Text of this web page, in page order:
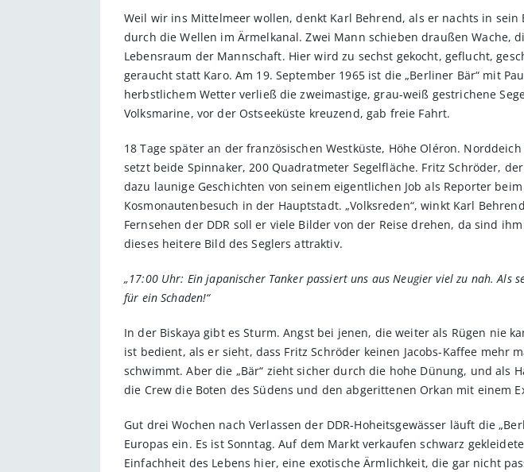
Weil wir ins Mittelmeer wollen, denkt Karl Behrend, als er nachts in
durch die Wellen im Ärmelkanal. Zwei Mann schieben draußen
Lebensraum der Mannschaft. Hier wird zu sechst gekocht, geflucht,
geraucht statt Karo. Am 19. September 1965 ist die „Berliner Bär“ mit
herbstlichem Wetter verließ die zweimastige, grau-weiß gestrichene
Volksmarine, vor der Ostseeküste kreuzend, gab freie Fahrt.
18 Tage später an der französischen Westküste, Höhe Oléron.
setzt beide Spinnaker, 200 Quadratmeter Segelfläche. Fritz Schröder,
dazu launige Geschichten von seinem eigentlichen Job als Reporter
Kosmonautenbesuch in der Hauptstadt. „Volksreden“, winkt Karl
Fernsehen der DDR soll er viele Bilder von der Reise drehen, da sind
dieses heitere Bild des Seglers attraktiv.
„17:00 Uhr: Ein japanischer Tanker passiert uns aus Neugier viel zu nah.
für ein Schaden!“
In der Biskaya gibt es Sturm. Angst bei jenen, die weiter als Rügen nie
ist bedient, als er sieht, dass Fritz Schröder keinen Jacobs-Kaffee mehr
schwimmt. Aber die „Bär“ zieht sicher durch die hohe Dünung, und als
die Crew die Boten des Südens und den abgerittenen Orkan mit einem
Gut drei Wochen nach Verlassen der DDR-Hoheitsgewässer läuft die
Europas ein. Es ist Sonntag. Auf dem Markt verkaufen schwarz
Einfachheit des Lebens hier, eine exotische Ärmlichkeit, die gar nicht